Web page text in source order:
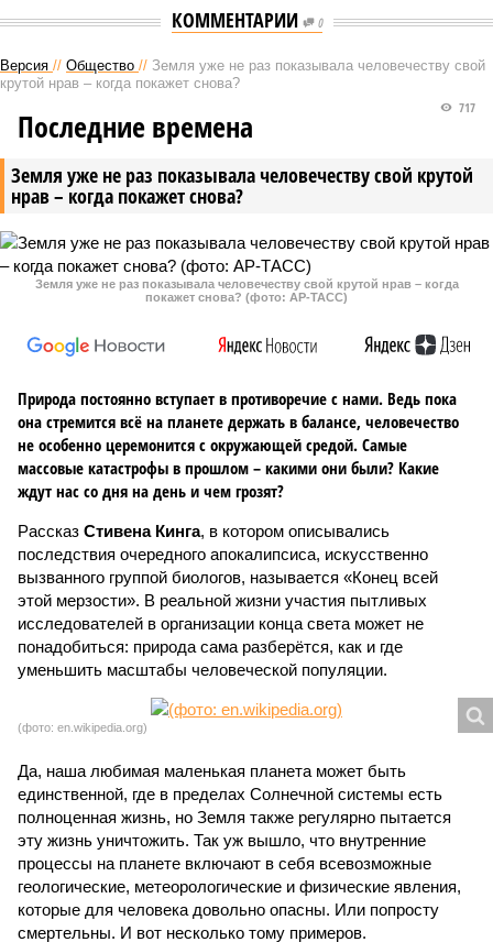
КОММЕНТАРИИ 0
Версия // Общество // Земля уже не раз показывала человечеству свой
крутой нрав – когда покажет снова?
Земля уже не раз показывала человечеству свой крутой
нрав – когда покажет снова?
717
Последние времена
Земля уже не раз показывала человечеству свой крутой нрав – когда
покажет снова? (фото: АР-ТАСС)
Природа постоянно вступает в противоречие с нами. Ведь пока
она стремится всё на планете держать в балансе, человечество
не особенно церемонится с окружающей средой. Самые
массовые катастрофы в прошлом – какими они были? Какие
ждут нас со дня на день и чем грозят?
Рассказ Стивена Кинга, в котором описывались
последствия очередного апокалипсиса, искусственно
вызванного группой биологов, называется «Конец всей
этой мерзости». В реальной жизни участия пытливых
исследователей в организации конца света может не
понадобиться: природа сама разберётся, как и где
уменьшить масштабы человеческой популяции.
(фото: en.wikipedia.org)
Да, наша любимая маленькая планета может быть
единственной, где в пределах Солнечной системы есть
полноценная жизнь, но Земля также регулярно пытается
эту жизнь уничтожить. Так уж вышло, что внутренние
процессы на планете включают в себя всевозможные
геологические, метеорологические и физические явления,
которые для человека довольно опасны. Или попросту
смертельны. И вот несколько тому примеров.